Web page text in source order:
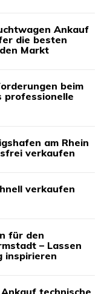
Ankauf
die besten
Markt
beim
professionelle
am Rhein
verkaufen
verkaufen
für den
– Lassen
inspirieren
technische